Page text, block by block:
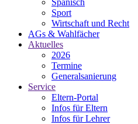
Spanisch
Sport
Wirtschaft und Recht
AGs & Wahlfächer
Aktuelles
2026
Termine
Generalsanierung
Service
Eltern-Portal
Infos für Eltern
Infos für Lehrer